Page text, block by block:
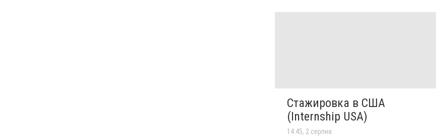
Стажировка в США
(Internship USA)
14:45, 2 серпня